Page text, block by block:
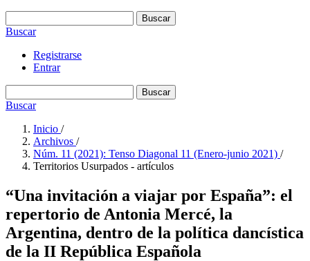
Buscar
Buscar
Registrarse
Entrar
Buscar
Buscar
Inicio /
Archivos /
Núm. 11 (2021): Tenso Diagonal 11 (Enero-junio 2021) /
Territorios Usurpados - artículos
“Una invitación a viajar por España”: el
repertorio de Antonia Mercé, la
Argentina, dentro de la política dancística
de la II República Española